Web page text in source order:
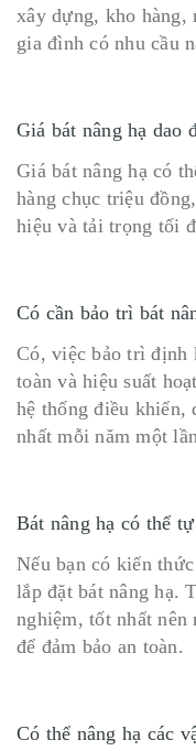
xây dựng, kho hàng,
gia đình có nhu cầu
Giá bát nâng hạ dao
Giá bát nâng hạ có
hàng chục triệu
hiệu và tải trọng tối
Có cần bảo trì bát
Có, việc bảo trì định
toàn và hiệu suất
hệ thống điều khiển,
nhất mỗi năm một
Bát nâng hạ có thể
Nếu bạn có kiến
lắp đặt bát nâng hạ.
nghiệm, tốt nhất nên
để đảm bảo an toàn.
Có thể nâng hạ các